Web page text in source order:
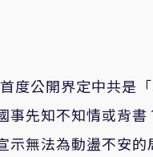
度公開界定中共是
事先知不知情或背書
示無法為動盪不安的